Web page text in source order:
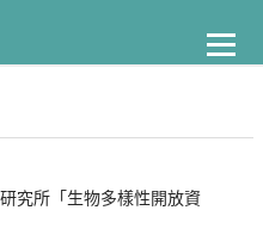
究所「生物多樣性開放資